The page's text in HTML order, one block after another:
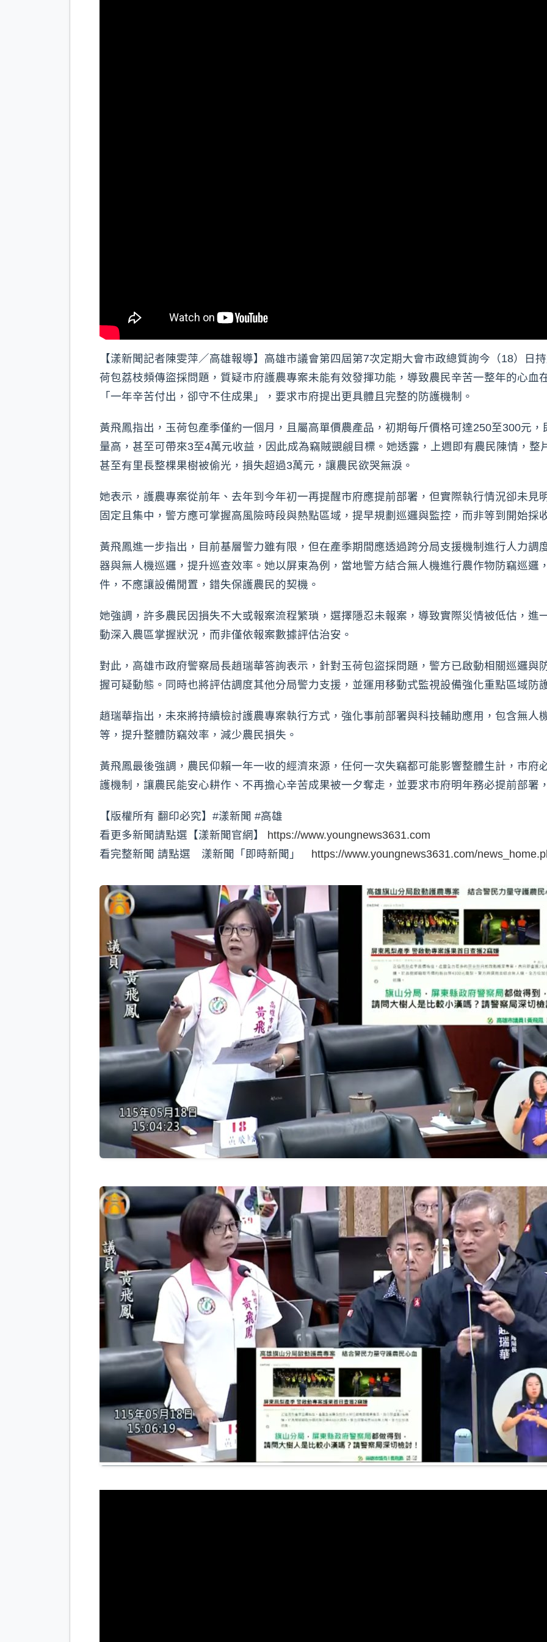
【漾新聞記者陳雯萍／高雄報導】高雄市議會第四屆第7次定期大會市政總質詢今（18）日
荷包荔枝頻傳盜採問題，質疑市府護農專案未能有效發揮功能，導致農民辛苦一整年的心血
「一年辛苦付出，卻守不住成果」，要求市府提出更具體且完整的防護機制。
黃飛鳳指出，玉荷包產季僅約一個月，且屬高單價農產品，初期每斤價格可達250至300元
量高，甚至可帶來3至4萬元收益，因此成為竊賊覬覦目標。她透露，上週即有農民陳情，整
甚至有里長整棵果樹被偷光，損失超過3萬元，讓農民欲哭無淚。
她表示，護農專案從前年、去年到今年初一再提醒市府應提前部署，但實際執行情況卻未見
固定且集中，警方應可掌握高風險時段與熱點區域，提早規劃巡邏與監控，而非等到開始採
黃飛鳳進一步指出，目前基層警力雖有限，但在產季期間應透過跨分局支援機制進行人力調
器與無人機巡邏，提升巡查效率。她以屏東為例，當地警方結合無人機進行農作物防竊巡邏
件，不應讓設備閒置，錯失保護農民的契機。
她強調，許多農民因損失不大或報案流程繁瑣，選擇隱忍未報案，導致實際災情被低估，進
動深入農區掌握狀況，而非僅依報案數據評估治安。
對此，高雄市政府警察局長趙瑞華答詢表示，針對玉荷包盜採問題，警方已啟動相關巡邏與
握可疑動態。同時也將評估調度其他分局警力支援，並運用移動式監視設備強化重點區域防
趙瑞華指出，未來將持續檢討護農專案執行方式，強化事前部署與科技輔助應用，包含無人
等，提升整體防竊效率，減少農民損失。
黃飛鳳最後強調，農民仰賴一年一收的經濟來源，任何一次失竊都可能影響整體生計，市府
護機制，讓農民能安心耕作、不再擔心辛苦成果被一夕奪走，並要求市府明年務必提前部署
【版權所有 翻印必究】#漾新聞 #高雄
看更多新聞請點選【漾新聞官網】 https://www.youngnews3631.com
看完整新聞 請點選 漾新聞「即時新聞」 https://www.youngnews3631.com/